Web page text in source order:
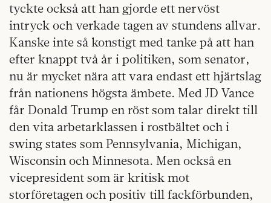
tyckte också att han gjorde ett nervöst
intryck och verkade tagen av stundens allvar.
Kanske inte så konstigt med tanke på att han
efter knappt två år i politiken, som senator,
nu är mycket nära att vara endast ett hjärtslag
från nationens högsta ämbete. Med JD Vance
får Donald Trump en röst som talar direkt till
den vita arbetarklassen i rostbältet och i
swing states som Pennsylvania, Michigan,
Wisconsin och Minnesota. Men också en
vicepresident som är kritisk mot
storföretagen och positiv till fackförbunden,